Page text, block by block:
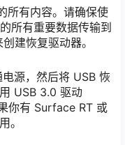
所有内容。请确保使
所有重要数据传输到
建恢复驱动器。
源，然后将 USB 恢
USB 3.0 驱动
你有 Surface RT 或
。